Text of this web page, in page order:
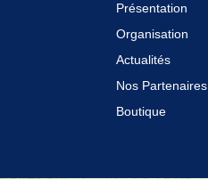
Présentation
Organisation
Actualités
Nos Partenaires
Boutique